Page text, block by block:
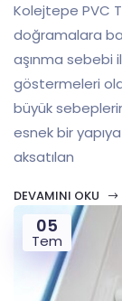
Kolejtepe PVC
doğramalara
aşınma sebebi
göstermeleri
büyük
esnek bir
aksatılan
DEVAMINI OKU
05
Tem